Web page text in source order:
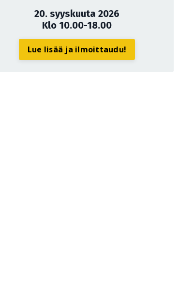
20. syyskuuta 2026
Klo 10.00-18.00
Lue lisää ja ilmoittaudu!